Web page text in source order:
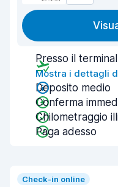
Presso il terminal
Mostra i dettagli
Deposito medio
Conferma
Chilometraggio
Paga adesso
Check-in online